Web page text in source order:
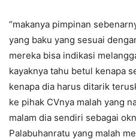
“makanya pimpinan
yang baku yang sesuai
mereka bisa indikasi
kayaknya tahu betul kenapa
kenapa dia harus ditarik
ke pihak CVnya malah yang
malam dia sendiri sebagai
Palabuhanratu yang malah